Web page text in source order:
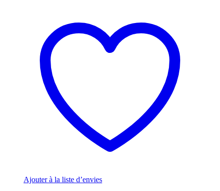
Ajouter à la liste d’envies